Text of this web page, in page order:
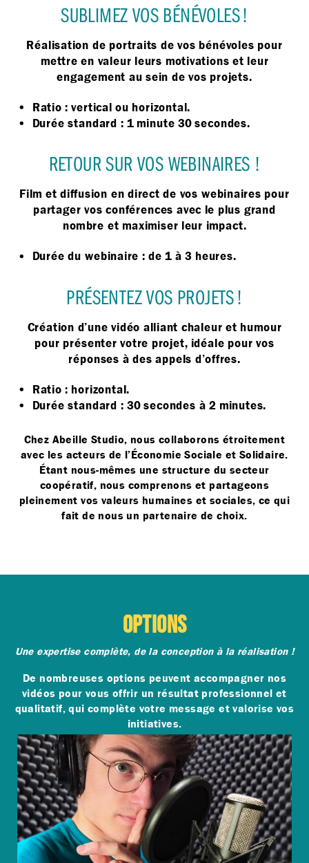
SUBLIMEZ VOS BÉNÉVOLES !
Réalisation de portraits de vos bénévoles pour
mettre en valeur leurs motivations et leur
engagement au sein de vos projets.
Ratio : vertical ou horizontal.
Durée standard : 1 minute 30 secondes.
RETOUR SUR VOS WEBINAIRES !
Film et diffusion en direct de vos webinaires pour
partager vos conférences avec le plus grand
nombre et maximiser leur impact.
Durée du webinaire : de 1 à 3 heures.
PRÉSENTEZ VOS PROJETS !
Création d’une vidéo alliant chaleur et humour
pour présenter votre projet, idéale pour vos
réponses à des appels d’offres.
Ratio : horizontal.
Durée standard : 30 secondes à 2 minutes.
Chez Abeille Studio, nous collaborons étroitement
avec les acteurs de l’Économie Sociale et Solidaire.
Étant nous-mêmes une structure du secteur
coopératif, nous comprenons et partageons
pleinement vos valeurs humaines et sociales, ce qui
fait de nous un partenaire de choix.
OPTIONS
Une expertise complète, de la conception à la réalisation !
De nombreuses options peuvent accompagner nos
vidéos pour vous offrir un résultat professionnel et
qualitatif, qui complète votre message et valorise vos
initiatives.